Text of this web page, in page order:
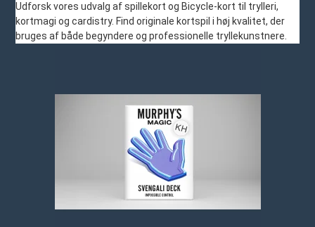
Udforsk vores udvalg af spillekort og Bicycle-kort til trylleri,
kortmagi og cardistry. Find originale kortspil i høj kvalitet, der
bruges af både begyndere og professionelle tryllekunstnere.